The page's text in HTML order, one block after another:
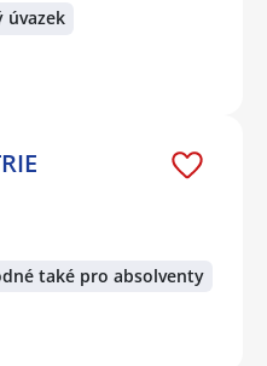
úvazek
také pro absolventy